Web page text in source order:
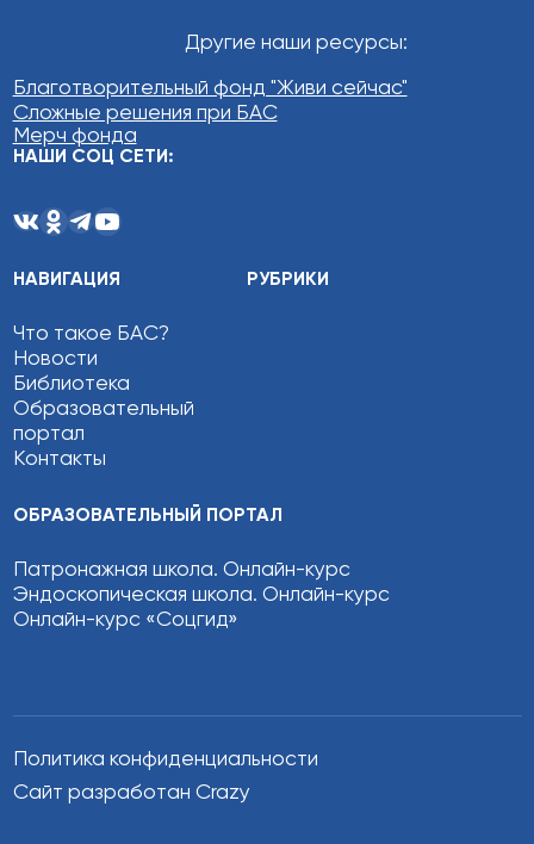
НАВИГАЦИЯ
Что такое БАС?
Новости
Библиотека
Образовательный
портал
Контакты
РУБРИКИ
ОБРАЗОВАТЕЛЬНЫЙ ПОРТАЛ
Патронажная школа. Онлайн-курс
Эндоскопическая школа. Онлайн-курс
Онлайн-курс «Соцгид»
Другие наши ресурсы:
Благотворительный фонд "Живи сейчас"
Сложные решения при БАС
Мерч фонда
НАШИ СОЦ СЕТИ:
Политика конфиденциальности
Сайт разработан Crazy